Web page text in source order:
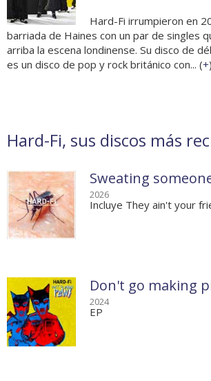
Hard-Fi irrumpieron en
barriada de Haines con un par de singles
arriba la escena londinense. Su disco de
es un disco de pop y rock británico con... (+)
Hard-Fi, sus discos más
Sweating
2026
Incluye They ain't your
Don't go making
2024
EP